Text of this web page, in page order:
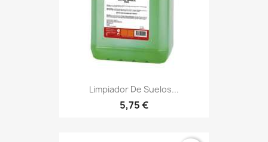
Limpiador De Suelos...
5,75 €